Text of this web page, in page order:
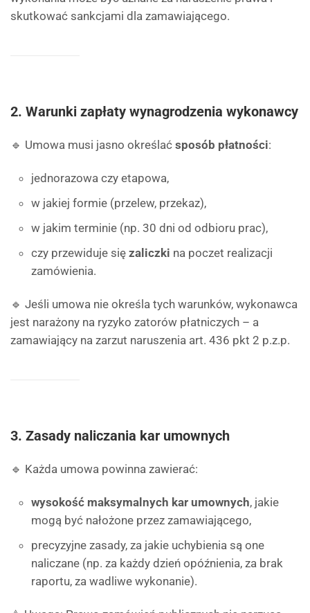
skutkować sankcjami dla zamawiającego.
2. Warunki zapłaty wynagrodzenia wykonawcy
🔹 Umowa musi jasno określać sposób płatności:
jednorazowa czy etapowa,
w jakiej formie (przelew, przekaz),
w jakim terminie (np. 30 dni od odbioru prac),
czy przewiduje się zaliczki na poczet realizacji
zamówienia.
🔹 Jeśli umowa nie określa tych warunków, wykonawca
jest narażony na ryzyko zatorów płatniczych – a
zamawiający na zarzut naruszenia art. 436 pkt 2 p.z.p.
3. Zasady naliczania kar umownych
🔹 Każda umowa powinna zawierać:
wysokość maksymalnych kar umownych, jakie
mogą być nałożone przez zamawiającego,
precyzyjne zasady, za jakie uchybienia są one
naliczane (np. za każdy dzień opóźnienia, za brak
raportu, za wadliwe wykonanie).